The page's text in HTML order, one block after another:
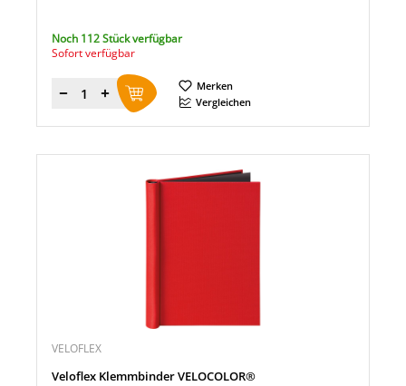
Noch 112 Stück verfügbar
Sofort verfügbar
Menge
Merken
Vergleichen
VELOFLEX
Veloflex Klemmbinder VELOCOLOR®